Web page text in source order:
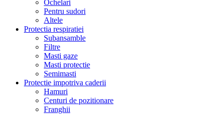
Ochelari
Pentru sudori
Altele
Protectia respiratiei
Subansamble
Filtre
Masti gaze
Masti protectie
Semimasti
Protectie impotriva caderii
Hamuri
Centuri de pozitionare
Franghii